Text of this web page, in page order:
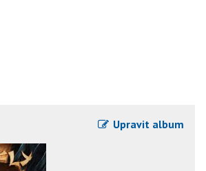
Upravit album